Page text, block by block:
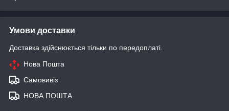
Умови доставки
Доставка здійснюється тільки по передоплаті.
Нова Пошта
Самовивіз
НОВА ПОШТА